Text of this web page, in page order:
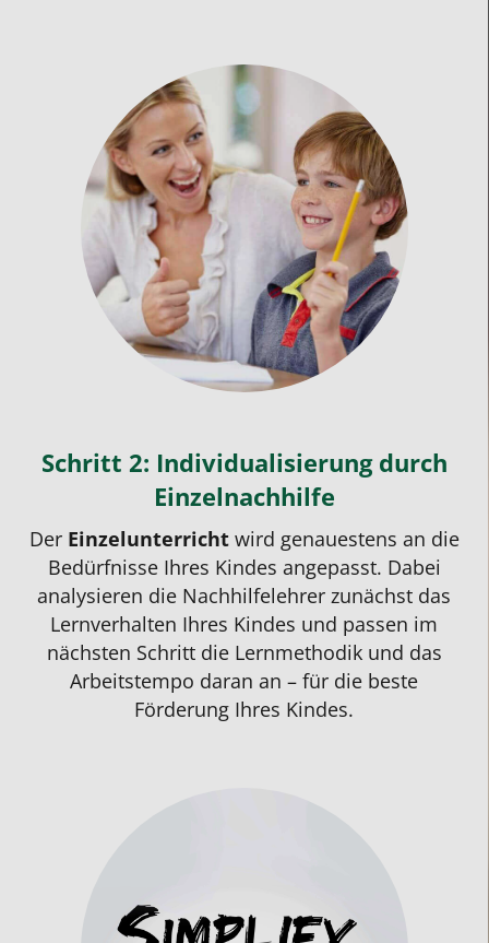
Schritt 2: Individualisierung durch
Einzelnachhilfe
Der Einzelunterricht wird genauestens an die
Bedürfnisse Ihres Kindes angepasst. Dabei
analysieren die Nachhilfelehrer zunächst das
Lernverhalten Ihres Kindes und passen im
nächsten Schritt die Lernmethodik und das
Arbeitstempo daran an – für die beste
Förderung Ihres Kindes.